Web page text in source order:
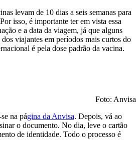
levam de 10 dias a seis semanas para
isso, é importante ter em vista essa
e a data da viagem, já que alguns
viajantes em períodos mais curtos do
é pela dose padrão da vacina.
Foto: Anvisa
na página da Anvisa. Depois, vá ao
o documento. No dia, leve o cartão
de identidade. Todo o processo é